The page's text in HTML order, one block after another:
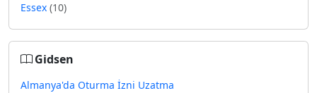
Essex (10)
Gidsen
Almanya'da Oturma İzni Uzatma